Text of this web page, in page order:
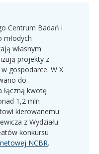
Centrum Badań i
młodych
własnym
projekty z
gospodarce. W X
do
kwotę
1,2 mln
kierowanemu
z Wydziału
konkursu
NCBR.